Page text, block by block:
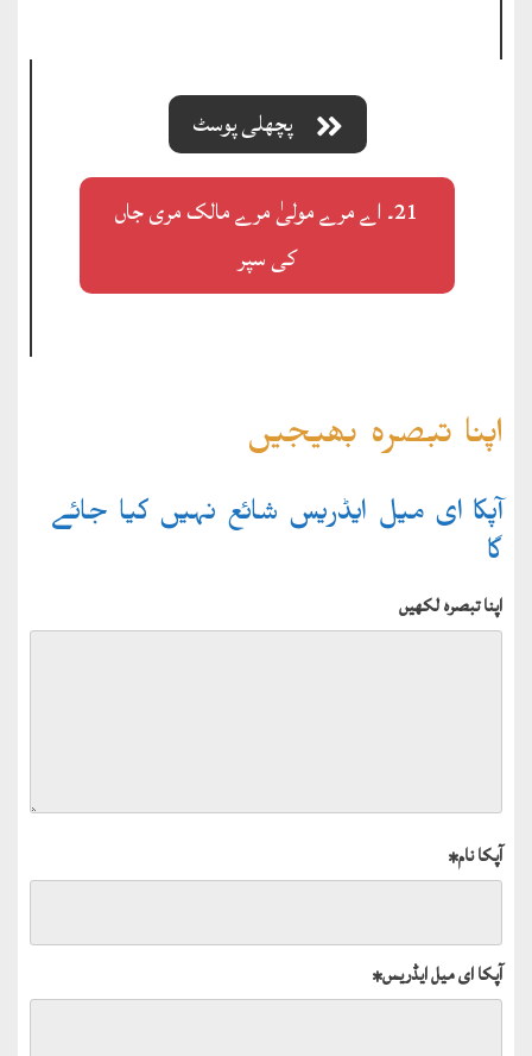
پچھلی پوسٹ
21۔ اے مرے مولیٰ مرے مالک مری جاں
کی سپر
اپنا تبصرہ بھیجیں
آپکا ای میل ایڈریس شائع نہیں کیا جائے
گا
اپنا تبصرہ لکھیں
آپکا نام*
آپکا ای میل ایڈریس*